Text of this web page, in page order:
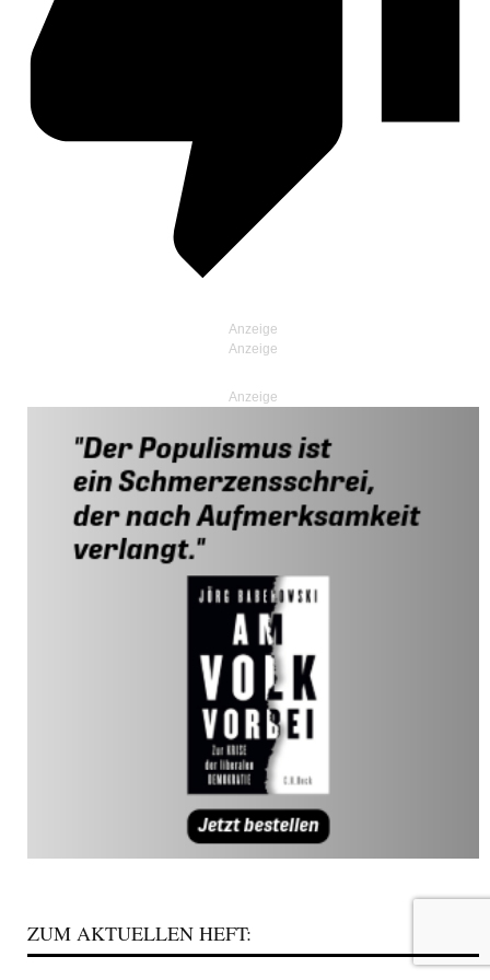
Anzeige
ZUM AKTUELLEN HEFT: